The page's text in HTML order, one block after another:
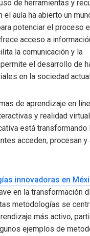
de herramientas y
aula ha abierto un
potenciar el proceso
acceso a
la comunicación y la
el desarrollo de
en la sociedad
de aprendizaje en
y realidad
está transformando
acceden, procesan y
innovadoras en
en la transformación
metodologías se
más activo,
ejemplos de